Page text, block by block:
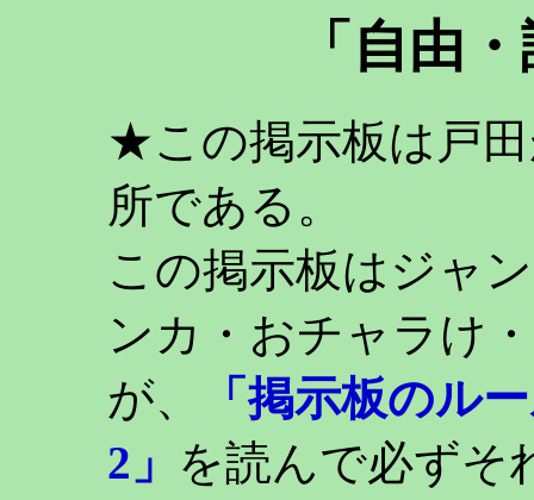
「自由
★この掲示板は戸
所である。
この掲示板はジャ
ンカ・おチャラけ
が、
「掲示板のル
2」 を読んで必ずそ